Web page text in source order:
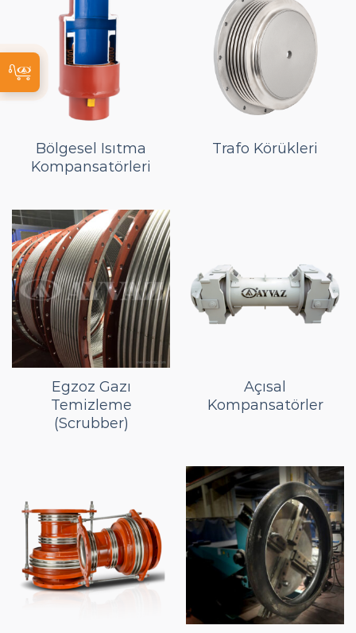
Bölgesel Isıtma
Kompansatörleri
Trafo Körükleri
Egzoz Gazı
Temizleme
(Scrubber)
Açısal
Kompansatörler